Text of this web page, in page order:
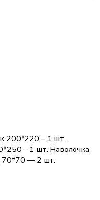
200*220 – 1 шт.
– 1 шт. Наволочка
70*70 — 2 шт.